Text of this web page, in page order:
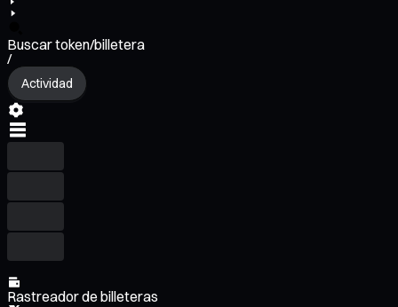
Buscar token/billetera
/
Actividad
Rastreador de billeteras